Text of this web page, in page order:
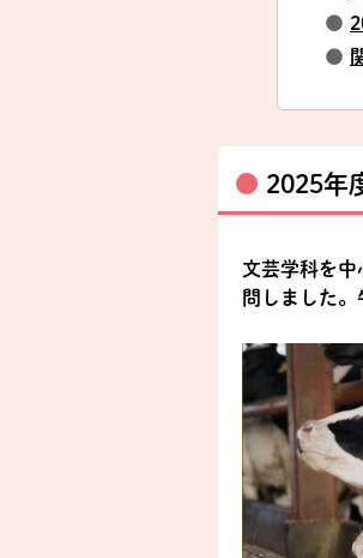
●
●
2025年
文芸学科を
問しました